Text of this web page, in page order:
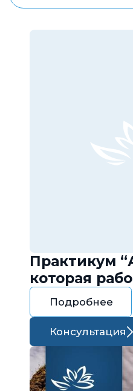
Практикум
которая
Подробнее
Консультация